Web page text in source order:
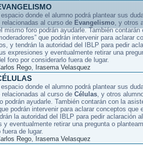
donde el alumno podrá plantear sus
al curso de Evangelismo, y otros
mismo foro podrán ayudarle. También contarán
que podrán intervenir para aclarar
y tendrán la autoridad del IBLP para pedir
expresiones y eventualmente retirar una
foro por considerarlo fuera de lugar.
Rego, Irasema Velasquez
donde el alumno podrá plantear sus
al curso de Células, y otros
podrán ayudarle. También contarán con la
podrán intervenir para aclarar conceptos que
la autoridad del IBLP para pedir aclaración
y eventualmente retirar una pregunta o
fuera de lugar.
Rego, Irasema Velasquez